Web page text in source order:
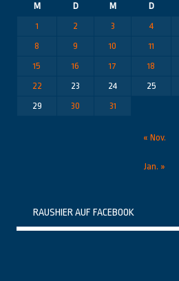
M
D M D
1
2 3 4
8
9 10 11
15
16 17 18
22
23 24 25
29
30 31
« Nov.
Jan. »
RAUSHIER AUF FACEBOOK